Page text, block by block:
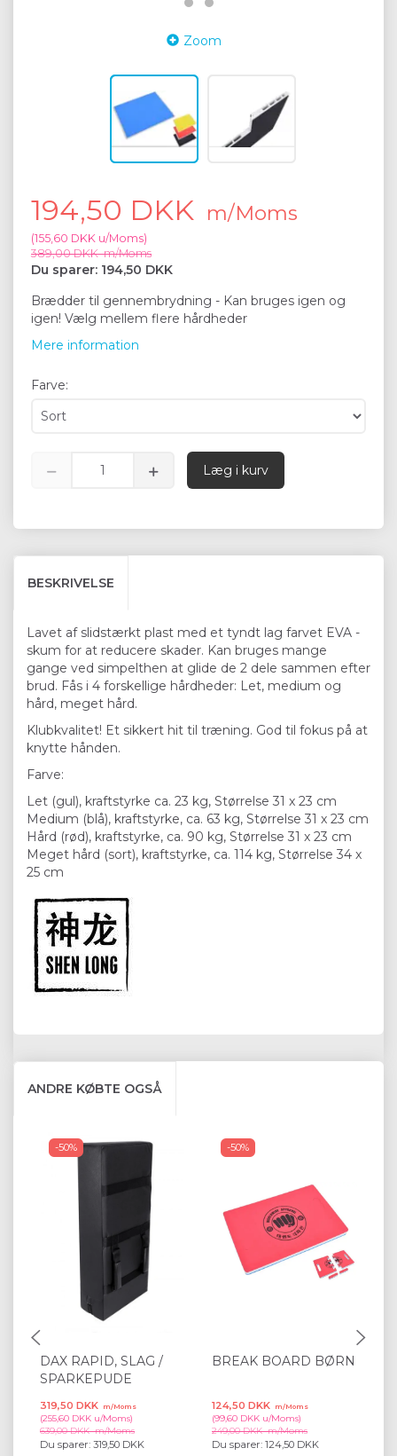
Zoom
194,50 DKK m/Moms
(155,60 DKK u/Moms)
389,00 DKKm/Moms
Du sparer: 194,50 DKK
Brædder til gennembrydning - Kan bruges igen og
igen! Vælg mellem flere hårdheder
Mere information
Farve:
Læg i kurv
BESKRIVELSE
Lavet af slidstærkt plast med et tyndt lag farvet EVA -
skum for at reducere skader. Kan bruges mange
gange ved simpelthen at glide de 2 dele sammen efter
brud. Fås i 4 forskellige hårdheder: Let, medium og
hård, meget hård.
Klubkvalitet! Et sikkert hit til træning. God til fokus på at
knytte hånden.
Farve:
Let (gul), kraftstyrke ca. 23 kg, Størrelse 31 x 23 cm
Medium (blå), kraftstyrke, ca. 63 kg, Størrelse 31 x 23 cm
Hård (rød), kraftstyrke, ca. 90 kg, Størrelse 31 x 23 cm
Meget hård (sort), kraftstyrke, ca. 114 kg, Størrelse 34 x
25 cm
ANDRE KØBTE OGSÅ
-50%
DAX RAPID, SLAG /
SPARKEPUDE
319,50 DKK m/Moms
(255,60 DKK u/Moms)
639,00 DKKm/Moms
Du sparer: 319,50 DKK
-50%
BREAK BOARD BØRN
124,50 DKK m/Moms
(99,60 DKK u/Moms)
249,00 DKKm/Moms
Du sparer: 124,50 DKK